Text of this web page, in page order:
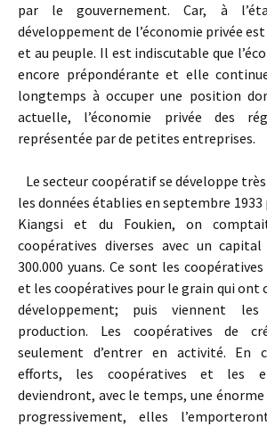
par le gouvernement. Car, à
développement de l’économie privée
et au peuple. Il est indiscutable que
encore prépondérante et elle
longtemps à occuper une position
actuelle, l’économie privée des
représentée par de petites entreprises.
Le secteur coopératif se développe
les données établies en septembre
Kiangsi et du Foukien, on
coopératives diverses avec un
300.000 yuans. Ce sont les
et les coopératives pour le grain qui ont
développement; puis viennent les
production. Les coopératives de
seulement d’entrer en activité. En
efforts, les coopératives et les
deviendront, avec le temps, une
progressive­ment, elles